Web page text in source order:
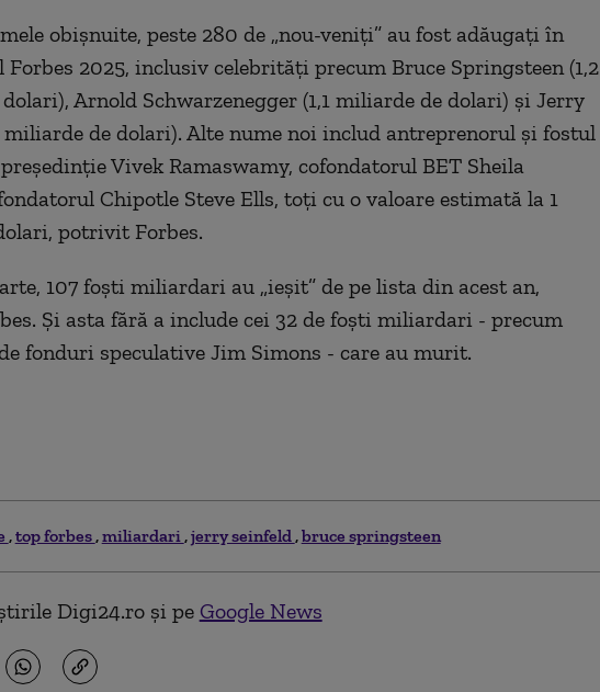
obișnuite, peste 280 de „nou-veniți” au fost adăugați în
Forbes 2025, inclusiv celebrități precum Bruce Springsteen (1,2
Arnold Schwarzenegger (1,1 miliarde de dolari) și Jerry
miliarde de dolari). Alte nume noi includ antreprenorul și fostul
Vivek Ramaswamy, cofondatorul BET Sheila
Chipotle Steve Ells, toți cu o valoare estimată la 1
potrivit Forbes.
107 foști miliardari au „ieșit” de pe lista din acest an,
Și asta fără a include cei 32 de foști miliardari - precum
fonduri speculative Jim Simons - care au murit.
top forbes miliardari jerry seinfeld bruce springsteen
Digi24.ro și pe Google News